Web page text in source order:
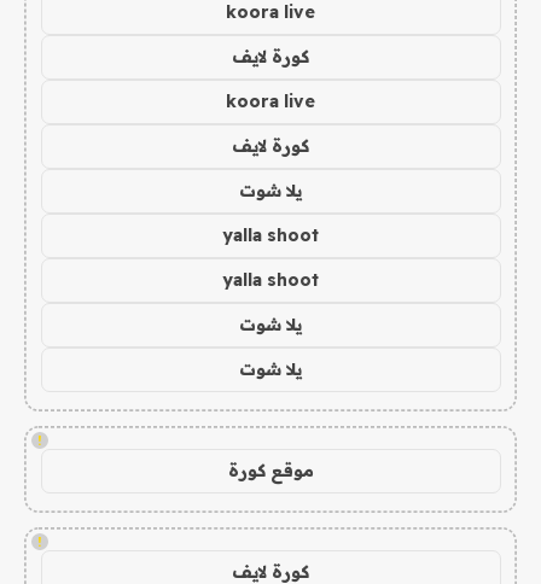
koora live
كورة لايف
koora live
كورة لايف
يلا شوت
yalla shoot
yalla shoot
يلا شوت
يلا شوت
!
موقع كورة
!
كورة لايف